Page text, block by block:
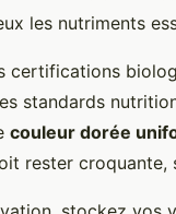
les nutriments
certifications
standards
couleur dorée
rester croquante,